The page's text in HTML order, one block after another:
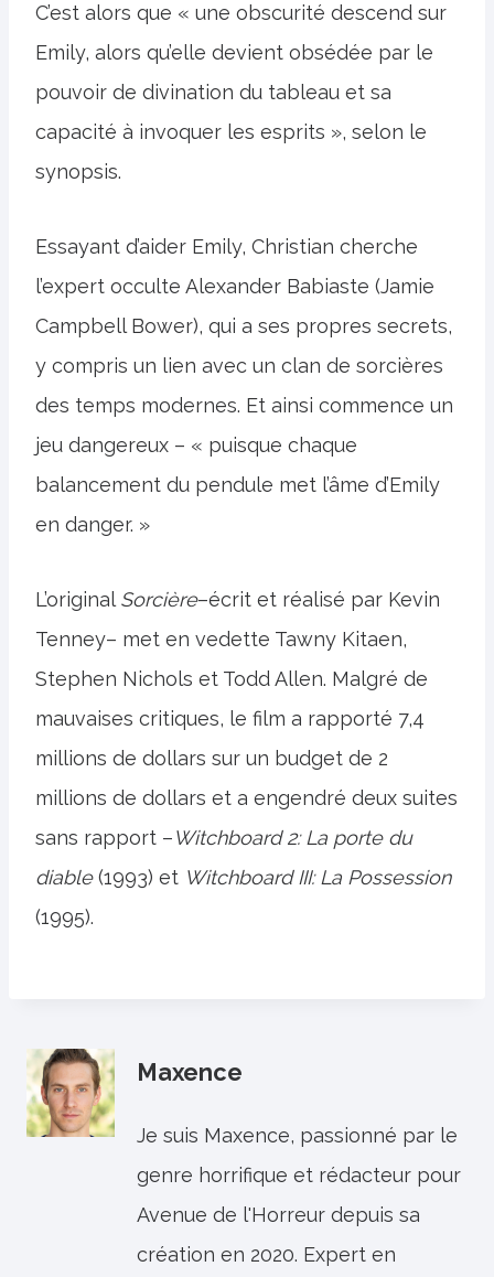
C’est alors que « une obscurité descend sur
Emily, alors qu’elle devient obsédée par le
pouvoir de divination du tableau et sa
capacité à invoquer les esprits », selon le
synopsis.
Essayant d’aider Emily, Christian cherche
l’expert occulte Alexander Babiaste (Jamie
Campbell Bower), qui a ses propres secrets,
y compris un lien avec un clan de sorcières
des temps modernes. Et ainsi commence un
jeu dangereux – « puisque chaque
balancement du pendule met l’âme d’Emily
en danger. »
L’original Sorcière–écrit et réalisé par Kevin
Tenney– met en vedette Tawny Kitaen,
Stephen Nichols et Todd Allen. Malgré de
mauvaises critiques, le film a rapporté 7,4
millions de dollars sur un budget de 2
millions de dollars et a engendré deux suites
sans rapport –Witchboard 2: La porte du
diable(1993) et Witchboard III: La Possession
(1995).
Maxence
Je suis Maxence, passionné par le
genre horrifique et rédacteur pour
Avenue de l'Horreur depuis sa
création en 2020. Expert en